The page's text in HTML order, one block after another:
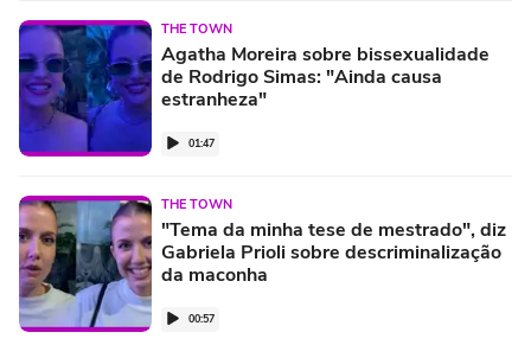
THE TOWN
Agatha Moreira sobre bissexualidade
de Rodrigo Simas: "Ainda causa
estranheza"
01:47
THE TOWN
"Tema da minha tese de mestrado", diz
Gabriela Prioli sobre descriminalização
da maconha
00:57